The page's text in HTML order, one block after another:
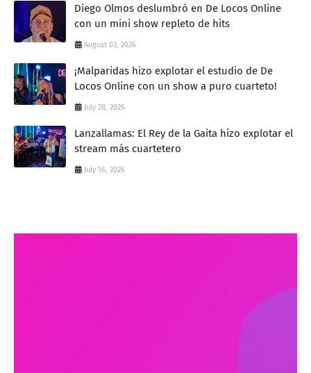
Diego Olmos deslumbró en De Locos Online
con un mini show repleto de hits
August 03, 2026
¡Malparidas hizo explotar el estudio de De
Locos Online con un show a puro cuarteto!
July 28, 2026
Lanzallamas: El Rey de la Gaita hizo explotar el
stream más cuartetero
July 16, 2026